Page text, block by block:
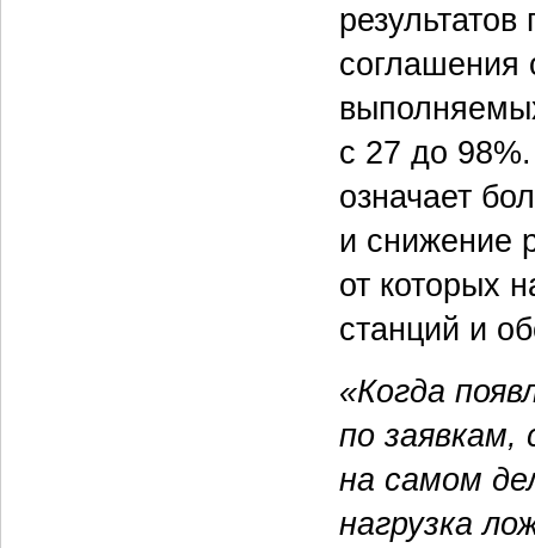
соглашения
с 27 до
означает
и снижение
от которых
станций и
«Когда
по заявкам,
на самом
нагрузка